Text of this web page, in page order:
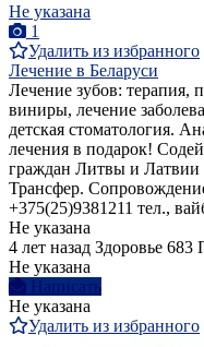
Не указана
1
Удалить из избранного
Лечение в Беларуси
Лечение зубов: терапия,
виниры, лечение
детская стоматология.
лечения в подарок!
граждан Литвы и Латвии
Трансфер.
+375(25)9381211 тел.,
Не указана
4 лет назад Здоровье 683
Не указана
Написать
Не указана
Удалить из избранного